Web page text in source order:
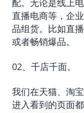
直播电商等，企
品组货。比如直
或者畅销爆品。
02、千店千面。
我们在天猫、淘
进入看到的页面